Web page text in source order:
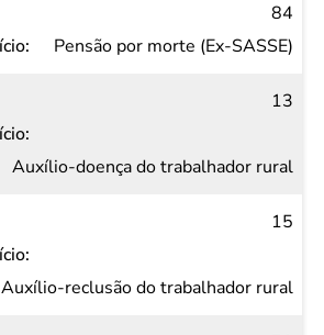
84
Pensão por morte (Ex-SASSE)
13
Auxílio-doença do trabalhador rural
15
Auxílio-reclusão do trabalhador rural